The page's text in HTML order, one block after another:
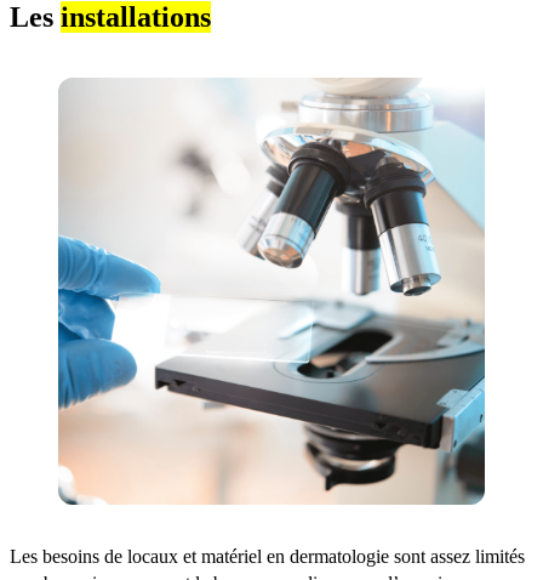
Les installations
Les besoins de locaux et matériel en dermatologie sont assez limités